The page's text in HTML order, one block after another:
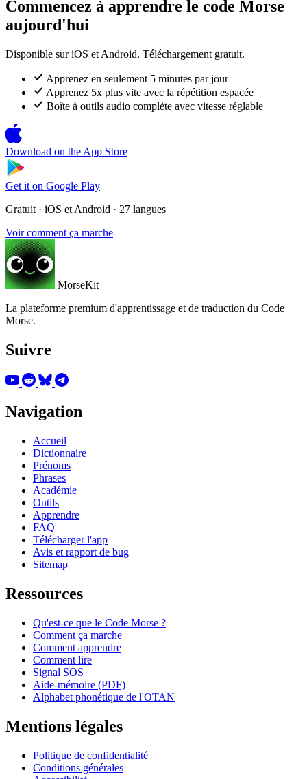
Commencez à apprendre le code Morse
aujourd'hui
Disponible sur iOS et Android. Téléchargement gratuit.
Apprenez en seulement 5 minutes par jour
Apprenez 5x plus vite avec la répétition espacée
Boîte à outils audio complète avec vitesse réglable
Download on the App Store
Get it on Google Play
Gratuit · iOS et Android · 27 langues
Voir comment ça marche
MorseKit
La plateforme premium d'apprentissage et de traduction du Code
Morse.
Suivre
Navigation
Accueil
Dictionnaire
Prénoms
Phrases
Académie
Outils
Apprendre
FAQ
Télécharger l'app
Avis et rapport de bug
Sitemap
Ressources
Qu'est-ce que le Code Morse ?
Comment ça marche
Comment apprendre
Comment lire
Signal SOS
Aide-mémoire (PDF)
Alphabet phonétique de l'OTAN
Mentions légales
Politique de confidentialité
Conditions générales